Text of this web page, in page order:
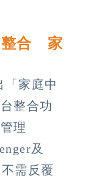
整合 家
「家庭中
整合功
理
及
需反覆